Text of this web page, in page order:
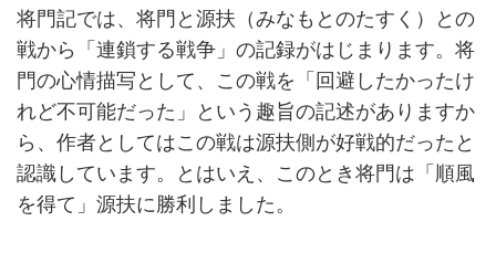
将門記では、将門と源扶（みなもとのたすく）との
戦から「連鎖する戦争」の記録がはじまります。将
門の心情描写として、この戦を「回避したかったけ
れど不可能だった」という趣旨の記述がありますか
ら、作者としてはこの戦は源扶側が好戦的だったと
認識しています。とはいえ、このとき将門は「順風
を得て」源扶に勝利しました。